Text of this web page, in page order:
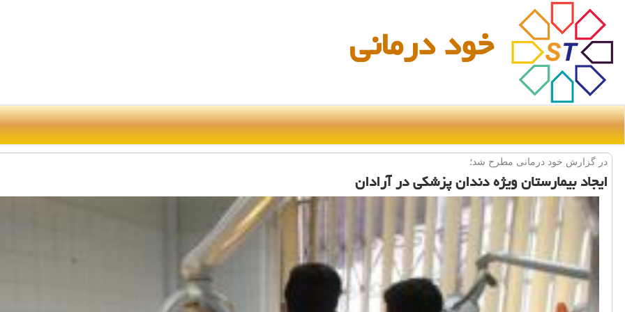
خود درمانی
در گزارش خود درمانی مطرح شد؛
ایجاد بیمارستان ویژه دندان پزشكی در آرادان